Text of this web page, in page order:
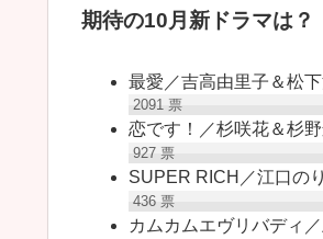
期待の10月新ドラマは？
最愛／吉高由里子＆松
2091票
恋です！／杉咲花＆杉
927票
SUPER RICH／江口の
436票
カムカムエヴリバディ